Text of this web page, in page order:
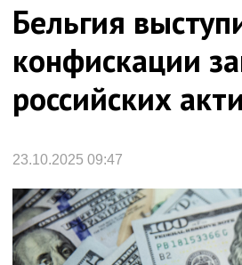
Бельгия
конфискации
российских
23.10.2025 09:47